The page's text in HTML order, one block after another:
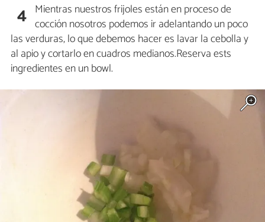
4 Mientras nuestros frijoles están en proceso de
cocción nosotros podemos ir adelantando un poco
las verduras, lo que debemos hacer es lavar la cebolla y
al apio y cortarlo en cuadros medianos.Reserva ests
ingredientes en un bowl.